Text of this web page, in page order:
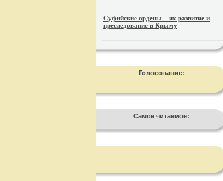
Суфийские ордены – их развитие и
преследование в Крыму
Голосование:
Самое читаемое: